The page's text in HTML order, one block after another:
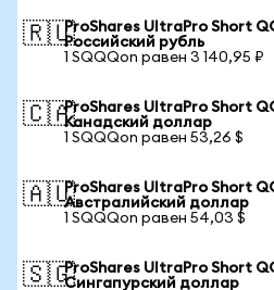
🇷🇺ProShares UltraPro Short
Российский рубль
1 SQQQon равен 3 140,95 ₽
🇨🇦ProShares UltraPro Short
Канадский доллар
1 SQQQon равен 53,26 $
🇦🇺ProShares UltraPro Short
Австралийский доллар
1 SQQQon равен 54,03 $
🇸🇬ProShares UltraPro Short
Сингапурский доллар